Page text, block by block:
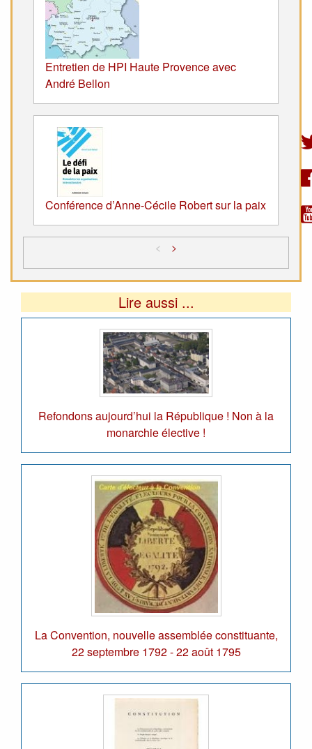
Entretien de HPI Haute Provence avec
André Bellon
Conférence d’Anne-Cécile Robert sur la paix
< >
Lire aussi ...
Refondons aujourd’hui la République ! Non à la
monarchie élective !
La Convention, nouvelle assemblée constituante,
22 septembre 1792 - 22 août 1795